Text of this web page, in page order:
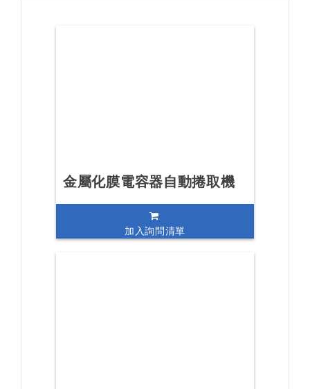
金屬化膜電容器自動捲取機
加入詢問清單